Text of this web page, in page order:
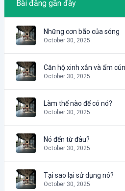
Bài đăng gần đây
Những cơn bão của sóng
October 30, 2025
Căn hộ xinh xắn và ấm
October 30, 2025
Làm thế nào để có nó?
October 30, 2025
Nó đến từ đâu?
October 30, 2025
Tại sao lại sử dụng nó?
October 30, 2025